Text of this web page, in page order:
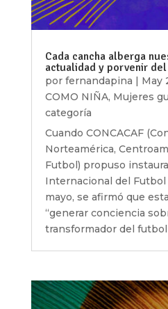
Cada cancha alberga
actualidad y porvenir
por fernandapina May
COMO NIÑA, Mujeres
categoría
Cuando CONCACAF
Norteamérica,
Futbol) propuso
Internacional del
mayo, se afirmó que
“generar conciencia
transformador del futbol